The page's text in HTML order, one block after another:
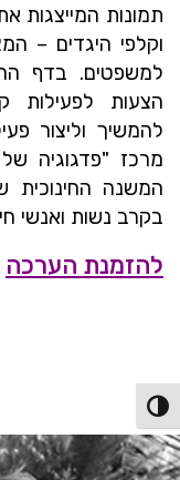
הפעל/כבה ניגודיות גבוהה
וקלפי היגדים –
למשפטים.
הצעות לפעילות
להמשיך וליצור
מרכז "פדגוגיה
המשנה החינוכית
בקרב נשות ואנשי
להזמנת הערכה